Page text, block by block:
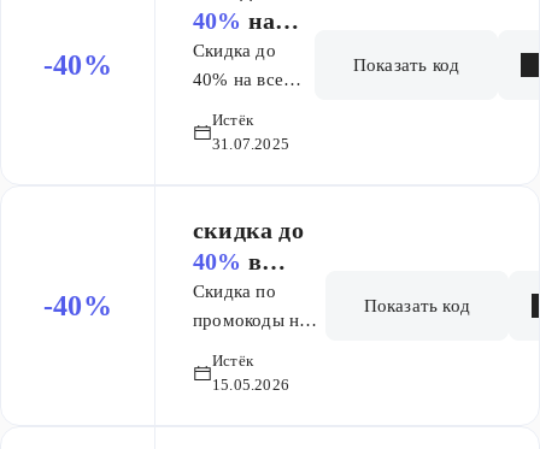
пользователей.
-40%
40% на
заказ
Скидка до
40% на все
для новых
Истёк
31.07.2025
Показать код
-40%
скидка до
40% в
Skyeng для
новых
учеников и
текущих
Скидка по
промокоды на
язык!
Истёк
15.05.2026
Показать код